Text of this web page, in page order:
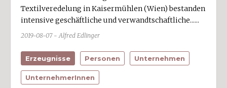
Textilveredelung in Kaisermühlen (Wien) bestanden
intensive geschäftliche und verwandtschaftliche......
2019-08-07 - Alfred Edlinger
Erzeugnisse Personen Unternehmen
UnternehmerInnen